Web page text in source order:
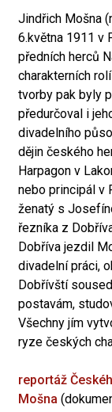
Jindřich Mošna
6.května 1911 v
předních herců
charakterních
tvorby pak byly
předurčoval i
divadelního
dějin českého
Harpagon v
nebo principál v
ženatý s
řezníka z
Dobříva jezdil
divadelní práci,
Dobřívští
postavám,
Všechny jím
ryze českých
reportáž
Mošna